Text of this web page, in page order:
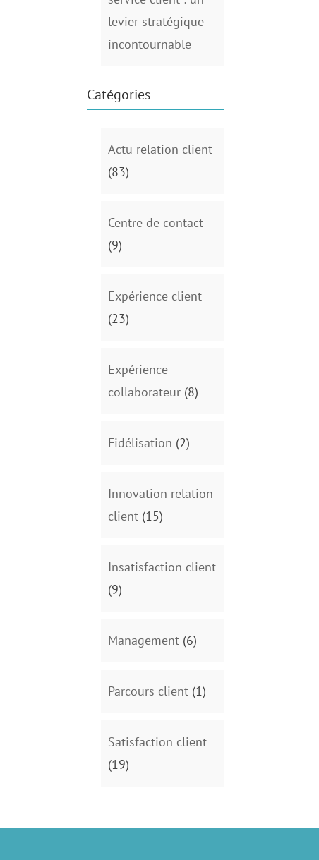
levier stratégique
incontournable
Catégories
Actu relation client
(83)
Centre de contact
(9)
Expérience client
(23)
Expérience
collaborateur (8)
Fidélisation (2)
Innovation relation
client (15)
Insatisfaction client
(9)
Management (6)
Parcours client (1)
Satisfaction client
(19)